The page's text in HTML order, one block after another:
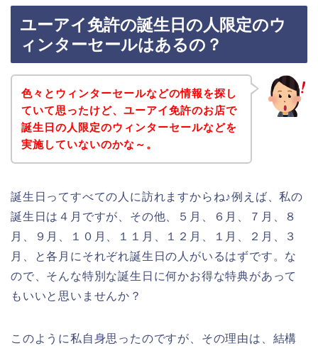
ユーアイ免許の誕生日の人限定のウ
ィンターセールはあるの？
色々とウィンターセールなどの情報を探し
ていて思ったけど、ユーアイ免許のお店で
誕生日の人限定のウィンターセールなどを
実施していないのかな～。
誕生日ってすべての人に訪れますからね♪例えば、私の
誕生日は４月ですが、その他、５月、６月、７月、８
月、９月、１０月、１１月、１２月、１月、２月、３
月、と各月にそれぞれ誕生日の人がいるはずです。な
ので、そんな特別な誕生日に何かお得な特典があって
もいいと思いませんか？
このように私自身思ったのですが、その理由は、結構